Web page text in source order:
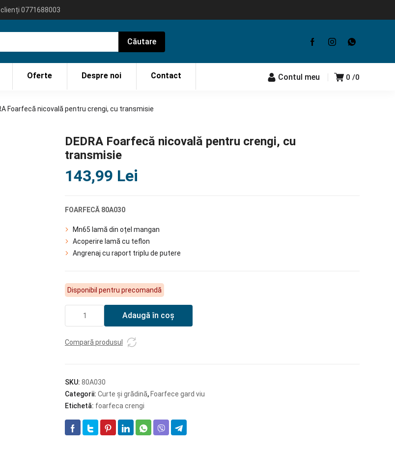
0771688003
Oferte Despre noi Contact 0 0
Contul meu
Foarfecă nicovală pentru crengi, cu transmisie
DEDRA Foarfecă nicovală pentru crengi, cu
transmisie
143,99 Lei
FOARFECĂ 80A030
Mn65 lamă din oțel mangan
Acoperire lamă cu teflon
Angrenaj cu raport triplu de putere
Disponibil pentru precomandă
DEDRA
nicovală
transmisie
Adaugă în coș
Compară produsul
SKU: 80A030
Categorii: Curte și grădină, Foarfece gard viu
Etichetă: foarfeca crengi